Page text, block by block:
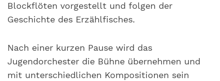
Blockflöten vorgestellt und folgen der
Geschichte des Erzählfisches.
Nach einer kurzen Pause wird das
Jugendorchester die Bühne übernehmen und
mit unterschiedlichen Kompositionen sein